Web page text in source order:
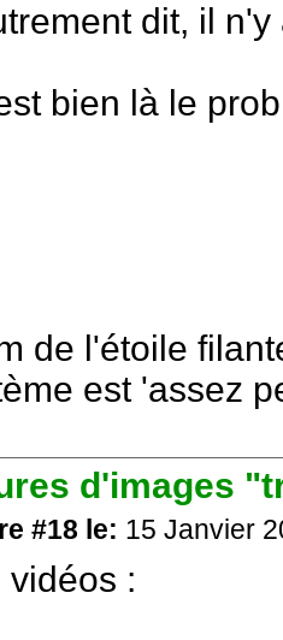
dit, il n'y a
là le
de l'étoile
est 'assez
d'images
#18 le: 15 Janvier
: